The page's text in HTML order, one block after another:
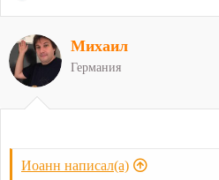
к
ц
и
Иоанн написал(а)
Михаил
Германия